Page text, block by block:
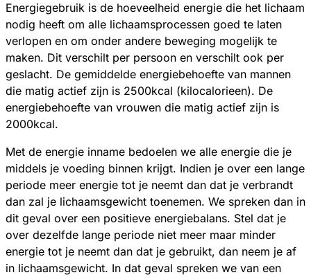
Energiegebruik is de hoeveelheid energie die het lichaam
nodig heeft om alle lichaamsprocessen goed te laten
verlopen en om onder andere beweging mogelijk te
maken. Dit verschilt per persoon en verschilt ook per
geslacht. De gemiddelde energiebehoefte van mannen
die matig actief zijn is 2500kcal (kilocalorieen). De
energiebehoefte van vrouwen die matig actief zijn is
2000kcal.
Met de energie inname bedoelen we alle energie die je
middels je voeding binnen krijgt. Indien je over een lange
periode meer energie tot je neemt dan dat je verbrandt
dan zal je lichaamsgewicht toenemen. We spreken dan in
dit geval over een positieve energiebalans. Stel dat je
over dezelfde lange periode niet meer maar minder
energie tot je neemt dan dat je gebruikt, dan neem je af
in lichaamsgewicht. In dat geval spreken we van een